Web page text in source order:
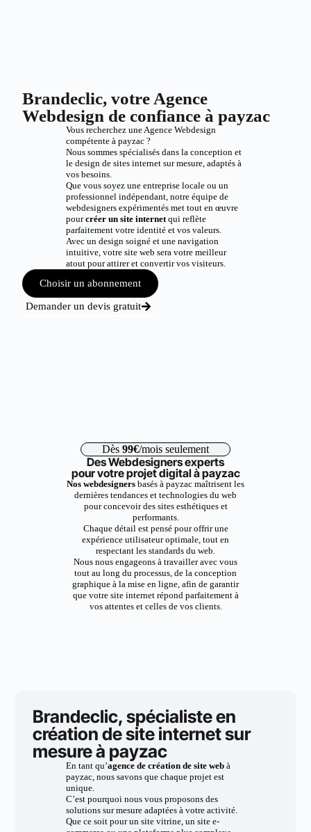
Brandeclic, votre Agence
Webdesign de confiance à payzac
Vous recherchez une Agence Webdesign
compétente à payzac ?
Nous sommes spécialisés dans la conception et
le design de sites internet sur mesure, adaptés à
vos besoins.
Que vous soyez une entreprise locale ou un
professionnel indépendant, notre équipe de
webdesigners expérimentés met tout en œuvre
pourcréer un site internetqui reflète
parfaitement votre identité et vos valeurs.
Avec un design soigné et une navigation
intuitive, votre site web sera votre meilleur
atout pour attirer et convertir vos visiteurs.
Choisir un abonnement
Demander un devis gratuit
Dès 99€/mois seulement
Des Webdesigners experts
pour votre projet digital à payzac
Nos webdesigners basés à payzac maîtrisent les
dernières tendances et technologies du web
pour concevoir des sites esthétiques et
performants.
Chaque détail est pensé pour offrir une
expérience utilisateur optimale, tout en
respectant les standards du web.
Nous nous engageons à travailler avec vous
tout au long du processus, de la conception
graphique à la mise en ligne, afin de garantir
que votre site internet répond parfaitement à
vos attentes et celles de vos clients.
Brandeclic, spécialiste en
création de site internet sur
mesure à payzac
En tant qu’agence de création de site webà
payzac, nous savons que chaque projet est
unique.
C’est pourquoi nous vous proposons des
solutions sur mesure adaptées à votre activité.
Que ce soit pour un site vitrine, un site e-